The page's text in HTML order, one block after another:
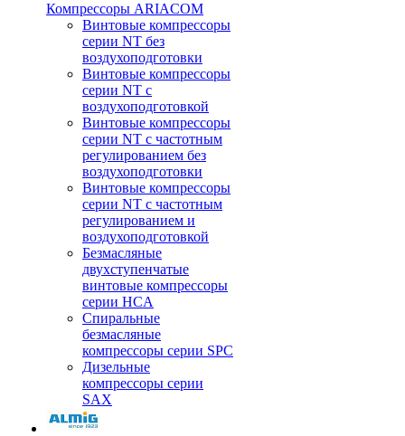
Компрессоры ARIACOM
Винтовые компрессоры
серии NT без
воздухоподготовки
Винтовые компрессоры
серии NT c
воздухоподготовкой
Винтовые компрессоры
серии NT с частотным
регулированием без
воздухоподготовки
Винтовые компрессоры
серии NT с частотным
регулированием и
воздухоподготовкой
Безмасляные
двухступенчатые
винтовые компрессоры
серии HCA
Спиральные
безмасляные
компрессоры серии SPC
Дизельные
компрессоры серии
SAX